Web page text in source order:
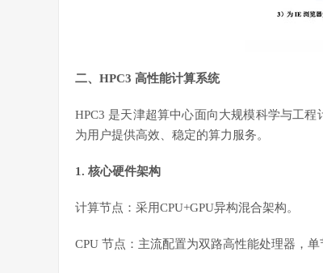
二、HPC3 高性能计算系统
HPC3 是天津超算中心面向大规模科学与工
为用户提供高效、稳定的算力服务。
1. 核心硬件架构
计算节点：采用CPU+GPU异构混合架构。
CPU 节点：主流配置为双路高性能处理器，